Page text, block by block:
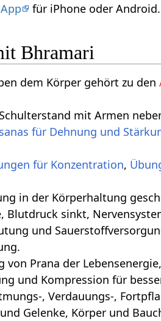
für iPhone oder Android.
Bhramari
dem Körper gehört zu den
mit Armen
für Dehnung und
für Konzentration,
geschehen‏‎: Tiefe Bauchatmung,
Blutdruck sinkt,
und
Prana der
und Kompression für
, Verdauungs-,
Gelenke, Körper und